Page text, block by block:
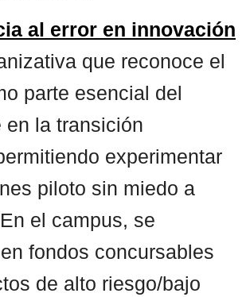
al error en innovación
que reconoce el
parte esencial del
en la transición
experimentar
piloto sin miedo a
el campus, se
fondos concursables
de alto riesgo/bajo